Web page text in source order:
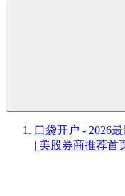
口袋开户 - 2026
| 美股券商推荐首